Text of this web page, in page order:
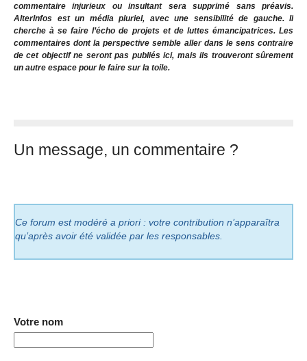
commentaire injurieux ou insultant sera supprimé sans préavis.
AlterInfos est un média pluriel, avec une sensibilité de gauche. Il
cherche à se faire l’écho de projets et de luttes émancipatrices. Les
commentaires dont la perspective semble aller dans le sens contraire
de cet objectif ne seront pas publiés ici, mais ils trouveront sûrement
un autre espace pour le faire sur la toile.
Un message, un commentaire ?
Ce forum est modéré a priori : votre contribution n’apparaîtra
qu’après avoir été validée par les responsables.
Votre nom